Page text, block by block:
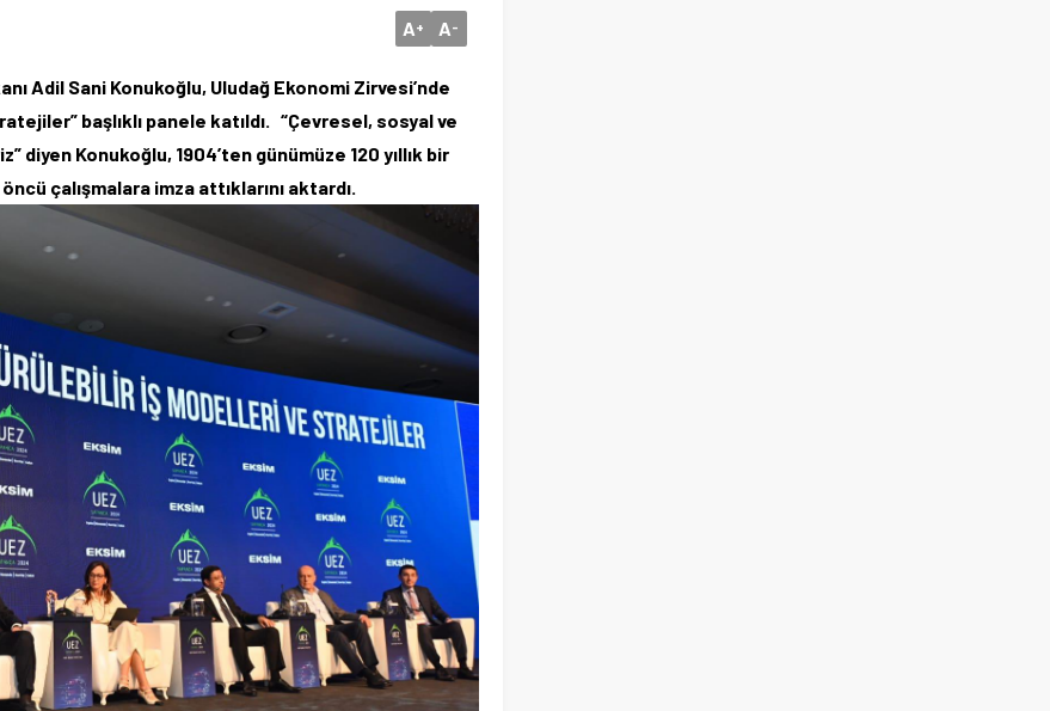
A+ A-
Adil Sani Konukoğlu, Uludağ Ekonomi Zirvesi’nde
başlıklı panele katıldı. “Çevresel, sosyal ve
Konukoğlu, 1904’ten günümüze 120 yıllık bir
çalışmalara imza attıklarını aktardı.